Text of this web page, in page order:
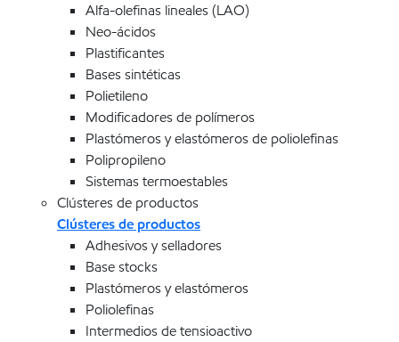
Alfa-olefinas lineales (LAO)
Neo-ácidos
Plastificantes
Bases sintéticas
Polietileno
Modificadores de polímeros
Plastómeros y elastómeros de poliolefinas
Polipropileno
Sistemas termoestables
Clústeres de productos
Clústeres de productos
Adhesivos y selladores
Base stocks
Plastómeros y elastómeros
Poliolefinas
Intermedios de tensioactivo